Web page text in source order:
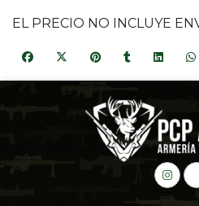
EL PRECIO NO INCLUYE